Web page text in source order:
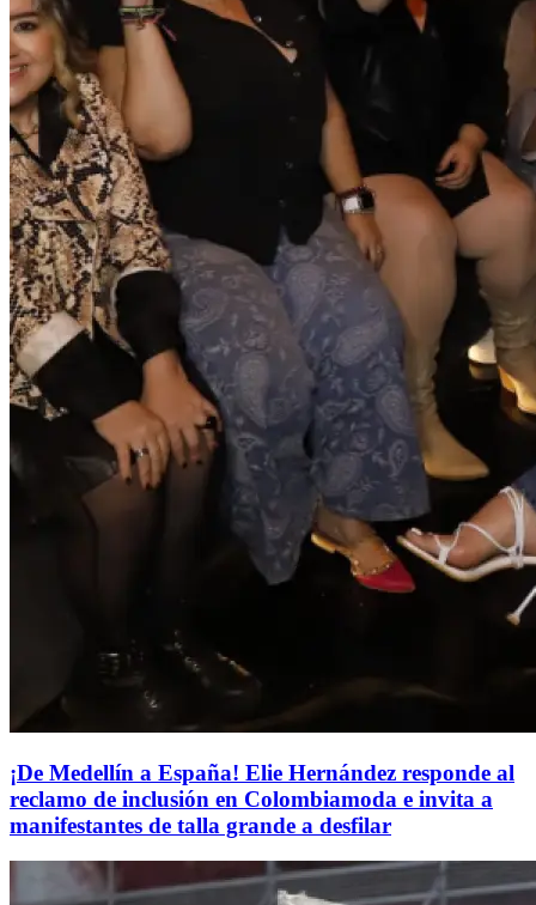
¡De Medellín a España! Elie Hernández responde al
reclamo de inclusión en Colombiamoda e invita a
manifestantes de talla grande a desfilar